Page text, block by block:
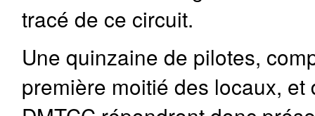
tracé de ce circuit.
Une quinzaine de pilotes,
première moitié des locaux,